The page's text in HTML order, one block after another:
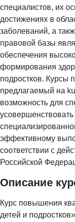
специалистов, их
достижениях в
заболеваний, а
правовой базы
обеспечения
формирования
подростков. Курсы
предлагаемый на
возможность для
эффективному
соответствии с
Российской
Описание
Курс повышения
детей и